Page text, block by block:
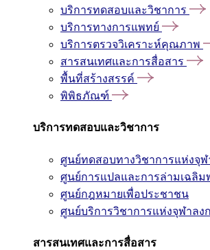
บริการทดสอบและวิชาการ
บริการทางการแพทย์
บริการตรวจวิเคราะห์คุณภาพ
สารสนเทศและการสื่อสาร
พื้นที่สร้างสรรค์
พิพิธภัณฑ์
บริการทดสอบและวิชาการ
ศูนย์ทดสอบทางวิชาการแห่งจุฬ
ศูนย์การแปลและการล่ามเฉลิม
ศูนย์กฎหมายเพื่อประชาชน
ศูนย์บริการวิชาการแห่งจุฬาล
สารสนเทศและการสื่อสาร